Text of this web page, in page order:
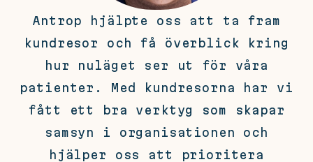
Antrop hjälpte oss att ta fram
kundresor och få överblick kring
hur nuläget ser ut för våra
patienter. Med kundresorna har vi
fått ett bra verktyg som skapar
samsyn i organisationen och
hjälper oss att prioritera